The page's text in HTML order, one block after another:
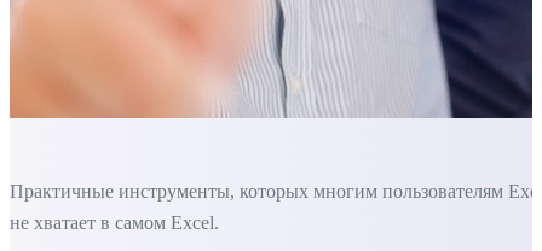
Практичные инструменты, которых многим пользователям
не хватает в самом Excel.